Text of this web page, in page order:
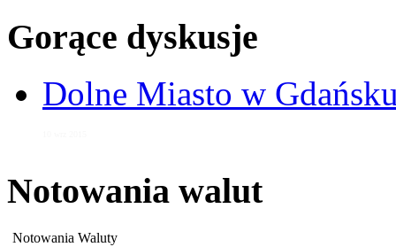
Gorące dyskusje
Dolne Miasto w
Notowania walut
Notowania Waluty